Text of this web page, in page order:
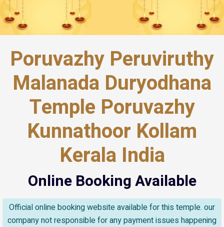
Poruvazhy Peruviruthy
Malanada Duryodhana
Temple Poruvazhy
Kunnathoor Kollam
Kerala India
Online Booking Available
Official online booking website available for this temple. our
company not responsible for any payment issues happening